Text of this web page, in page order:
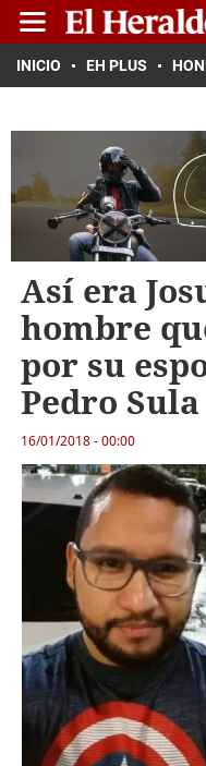
INICIO EH PLUS
Así era
hombre
por su
Pedro Sula
16/01/2018 - 00:00